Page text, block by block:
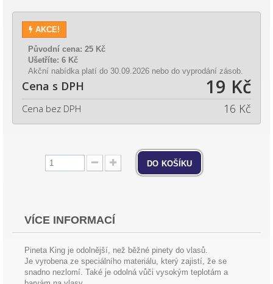
AKCE!
Původní cena: 25 Kč
Ušetříte: 6 Kč
Akční nabídka platí do 30.09.2026 nebo do vyprodání zásob.
Cena s DPH 19 Kč
Cena bez DPH 16 Kč
do košíku
VÍCE INFORMACÍ
Pineta King je odolnější, než běžné pinety do vlasů.
Je vyrobena ze speciálního materiálu, který zajistí, že se
snadno nezlomí. Také je odolná vůči vysokým teplotám a